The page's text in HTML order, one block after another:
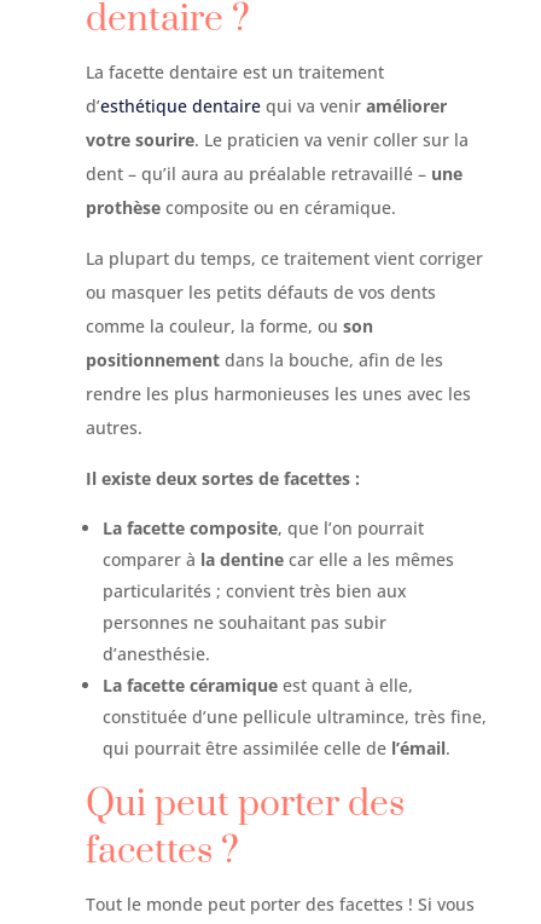
dentaire ?
La facette dentaire est un traitement
d’esthétique dentairequi va venir améliorer
votre sourire. Le praticien va venir coller sur la
dent – qu’il aura au préalable retravaillé – une
prothèsecomposite ou en céramique.
La plupart du temps, ce traitement vient corriger
ou masquer les petits défauts de vos dents
comme la couleur, la forme, ou son
positionnementdans la bouche, afin de les
rendre les plus harmonieuses les unes avec les
autres.
Il existe deux sortes de facettes :
La facette composite, que l’on pourrait
comparer à la dentinecar elle a les mêmes
particularités ; convient très bien aux
personnes ne souhaitant pas subir
d’anesthésie.
La facette céramiqueest quant à elle,
constituée d’une pellicule ultramince, très fine,
qui pourrait être assimilée celle del’émail.
Qui peut porter des
facettes ?
Tout le monde peut porter des facettes ! Si vous